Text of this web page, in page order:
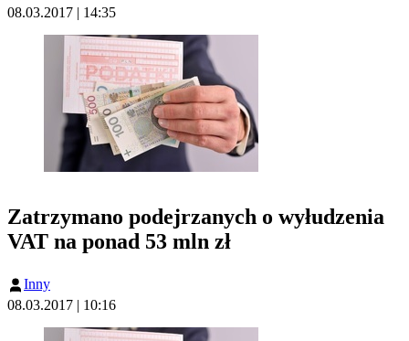
08.03.2017 | 14:35
Zatrzymano podejrzanych o wyłudzenia
VAT na ponad 53 mln zł
Inny
08.03.2017 | 10:16